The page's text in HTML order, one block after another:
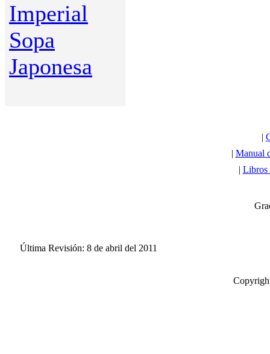
Imperial
Sopa
Japonesa
|
| Manual
| Libros
Última Revisión: 8 de abril del 2011